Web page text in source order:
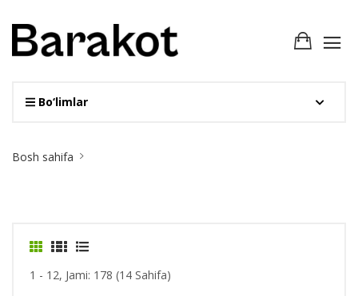
Bo‘limlar
Breadcrumb
Bosh sahifa
1 - 12, Jami: 178 (14 Sahifa)